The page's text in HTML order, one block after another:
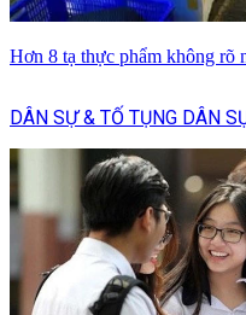
Hơn 8 tạ thực phẩm không rõ
DÂN SỰ & TỐ TỤNG DÂN